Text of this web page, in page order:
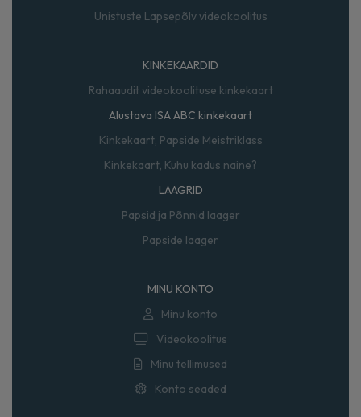
Unistuste Lapsepõlv videokoolitus
KINKEKAARDID
Rahaaudit videokoolituse kinkekaart
Alustava ISA ABC kinkekaart
Kinkekaart, Papside Meistriklass
Kinkekaart, Kuhu kadus naine?
LAAGRID
Papsid ja Põnnid laager
Papside laager
MINU KONTO
Minu konto
Videokoolitus
Minu tellimused
Konto seaded